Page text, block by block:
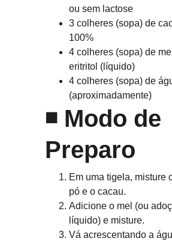
ou sem lactose
3 colheres (sopa) de
100%
4 colheres (sopa) de
eritritol (líquido)
4 colheres (sopa) de
(aproximadamente)
◾ Modo de
Preparo
Em uma tigela, misture
pó e o cacau.
Adicione o mel (ou
líquido) e misture.
Vá acrescentando a